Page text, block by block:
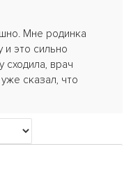
Мне родинка
это сильно
сходила, врач
сказал, что